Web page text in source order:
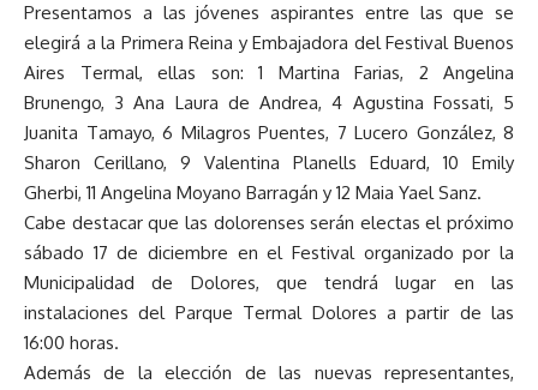
Presentamos a las jóvenes aspirantes entre las que se
elegirá a la Primera Reina y Embajadora del Festival Buenos
Aires Termal, ellas son: 1 Martina Farias, 2 Angelina
Brunengo, 3 Ana Laura de Andrea, 4 Agustina Fossati, 5
Juanita Tamayo, 6 Milagros Puentes, 7 Lucero González, 8
Sharon Cerillano, 9 Valentina Planells Eduard, 10 Emily
Gherbi, 11 Angelina Moyano Barragán y 12 Maia Yael Sanz.
Cabe destacar que las dolorenses serán electas el próximo
sábado 17 de diciembre en el Festival organizado por la
Municipalidad de Dolores, que tendrá lugar en las
instalaciones del Parque Termal Dolores a partir de las
16:00 horas.
Además de la elección de las nuevas representantes,